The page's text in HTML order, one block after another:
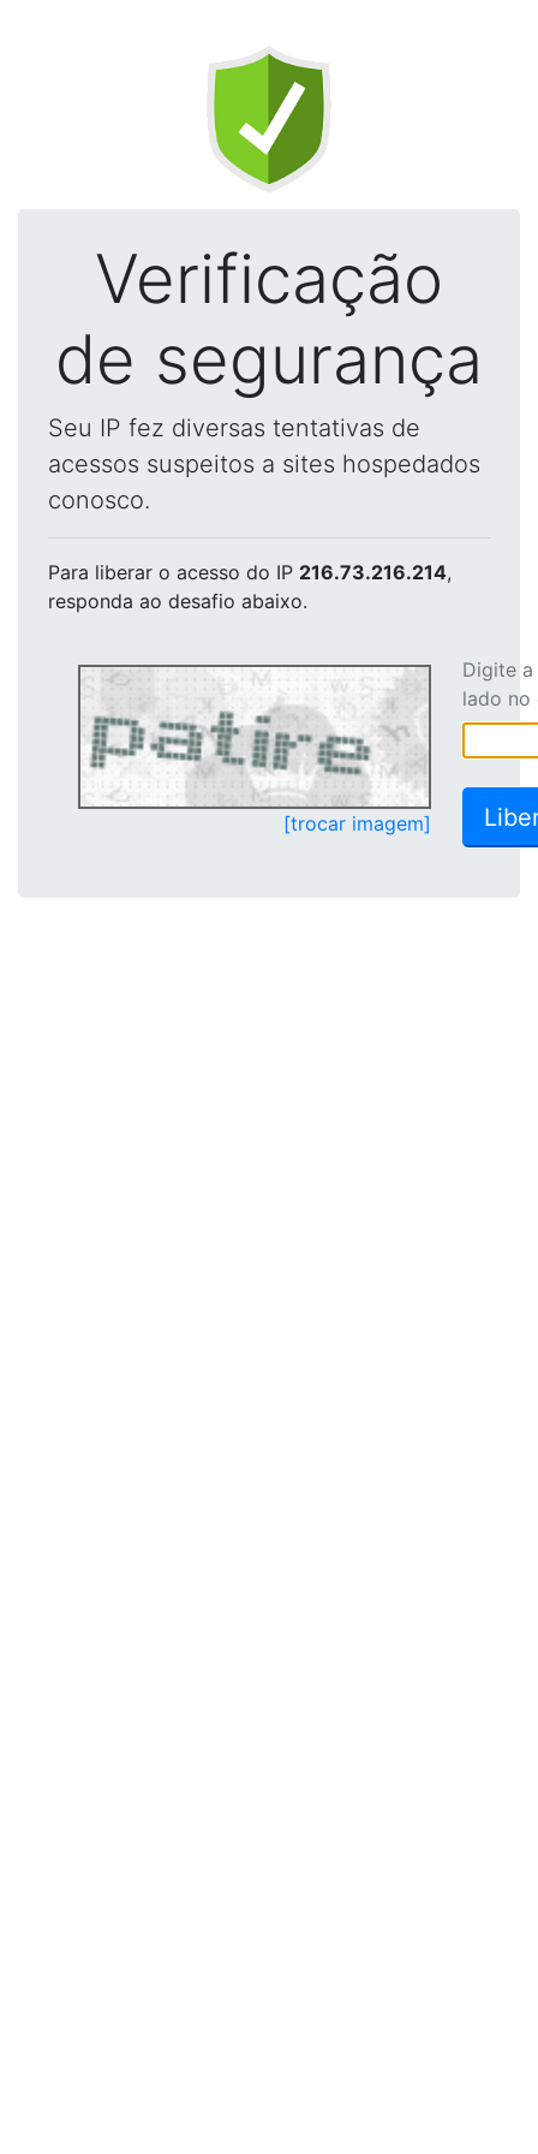
Verificação
de segurança
Seu IP fez diversas tentativas de
acessos suspeitos a sites hospedados
conosco.
Para liberar o acesso do IP 216.73.216.214,
responda ao desafio abaixo.
[trocar imagem]
Digite
lado no